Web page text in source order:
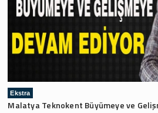
Ekstra
Malatya Teknokent Büyümeye ve